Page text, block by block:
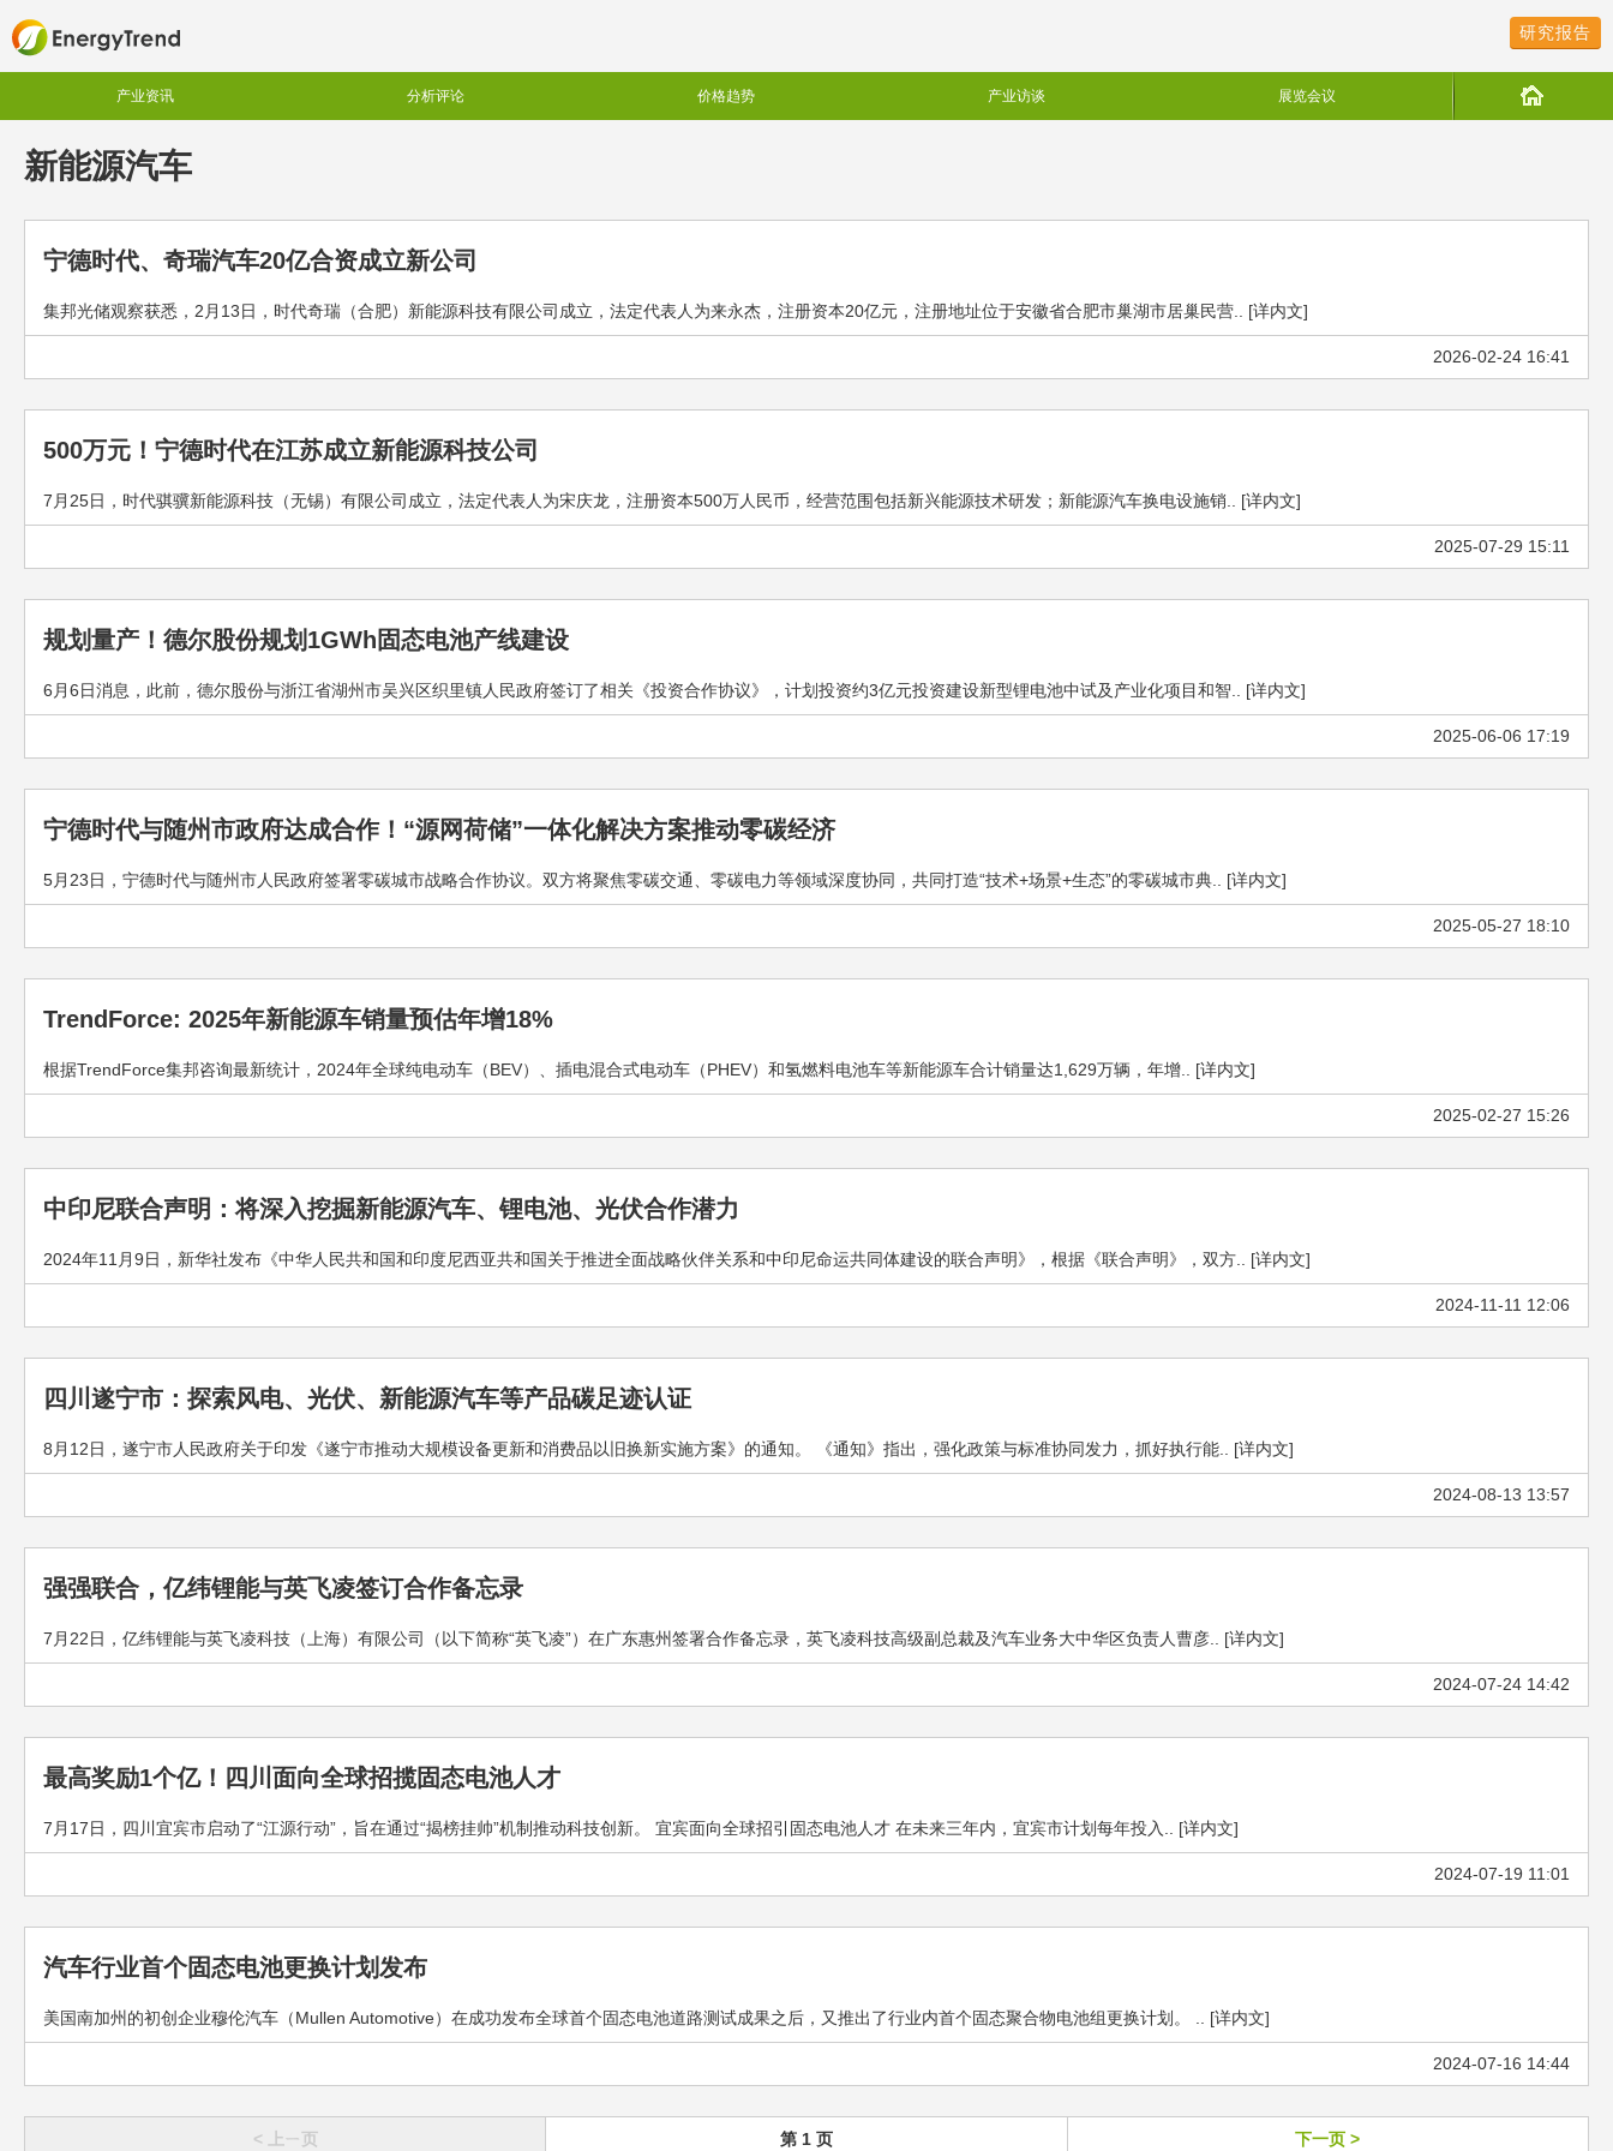
研究报告
产业资讯 分析评论 价格趋势 产业访谈 展览会议
新能源汽车
宁德时代、奇瑞汽车20亿合资成立新公司
集邦光储观察获悉，2月13日，时代奇瑞（合肥）新能源科技有限公司成立，法定代表人为来永杰，注册资本20亿元，注册地址位于安徽省合肥市巢湖市居巢民营.. [详内文]
2026-02-24 16:41
500万元！宁德时代在江苏成立新能源科技公司
7月25日，时代骐骥新能源科技（无锡）有限公司成立，法定代表人为宋庆龙，注册资本500万人民币，经营范围包括新兴能源技术研发；新能源汽车换电设施销.. [详内文]
2025-07-29 15:11
规划量产！德尔股份规划1GWh固态电池产线建设
6月6日消息，此前，德尔股份与浙江省湖州市吴兴区织里镇人民政府签订了相关《投资合作协议》，计划投资约3亿元投资建设新型锂电池中试及产业化项目和智.. [详内文]
2025-06-06 17:19
宁德时代与随州市政府达成合作！“源网荷储”一体化解决方案推动零碳经济
5月23日，宁德时代与随州市人民政府签署零碳城市战略合作协议。双方将聚焦零碳交通、零碳电力等领域深度协同，共同打造“技术+场景+生态”的零碳城市典.. [详内文]
2025-05-27 18:10
TrendForce: 2025年新能源车销量预估年增18%
根据TrendForce集邦咨询最新统计，2024年全球纯电动车（BEV）、插电混合式电动车（PHEV）和氢燃料电池车等新能源车合计销量达1,629万辆，年增.. [详内文]
2025-02-27 15:26
中印尼联合声明：将深入挖掘新能源汽车、锂电池、光伏合作潜力
2024年11月9日，新华社发布《中华人民共和国和印度尼西亚共和国关于推进全面战略伙伴关系和中印尼命运共同体建设的联合声明》，根据《联合声明》，双方.. [详内文]
2024-11-11 12:06
四川遂宁市：探索风电、光伏、新能源汽车等产品碳足迹认证
8月12日，遂宁市人民政府关于印发《遂宁市推动大规模设备更新和消费品以旧换新实施方案》的通知。 《通知》指出，强化政策与标准协同发力，抓好执行能.. [详内文]
2024-08-13 13:57
强强联合，亿纬锂能与英飞凌签订合作备忘录
7月22日，亿纬锂能与英飞凌科技（上海）有限公司（以下简称“英飞凌”）在广东惠州签署合作备忘录，英飞凌科技高级副总裁及汽车业务大中华区负责人曹彦.. [详内文]
2024-07-24 14:42
最高奖励1个亿！四川面向全球招揽固态电池人才
7月17日，四川宜宾市启动了“江源行动”，旨在通过“揭榜挂帅”机制推动科技创新。 宜宾面向全球招引固态电池人才 在未来三年内，宜宾市计划每年投入.. [详内文]
2024-07-19 11:01
汽车行业首个固态电池更换计划发布
美国南加州的初创企业穆伦汽车（Mullen Automotive）在成功发布全球首个固态电池道路测试成果之后，又推出了行业内首个固态聚合物电池组更换计划。 .. [详内文]
2024-07-16 14:44
< 上ㄧ页 第 1 页 下一页 >